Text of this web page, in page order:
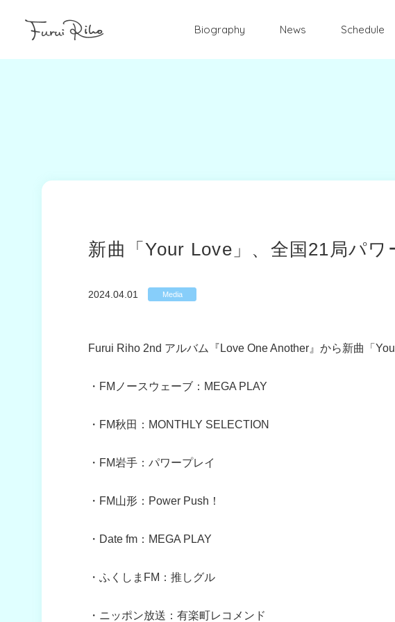
Biography News Schedule
新曲「Your Love」、全国21局パ
2024.04.01 Media
Furui Riho 2nd アルバム『Love One Another』から新曲「
・FMノースウェーブ：MEGA PLAY
・FM秋田：MONTHLY SELECTION
・FM岩手：パワープレイ
・FM山形：Power Push！
・Date fm：MEGA PLAY
・ふくしまFM：推しグル
・ニッポン放送：有楽町レコメンド